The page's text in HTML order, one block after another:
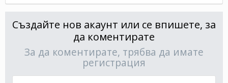
Създайте нов акаунт или се впишете, за
да коментирате
За да коментирате, трябва да имате
регистрация